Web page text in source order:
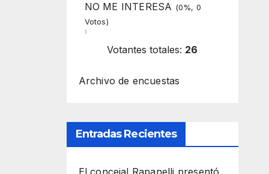
NO ME INTERESA (0%, 0
Votos)
Votantes totales: 26
Archivo de encuestas
Entradas Recientes